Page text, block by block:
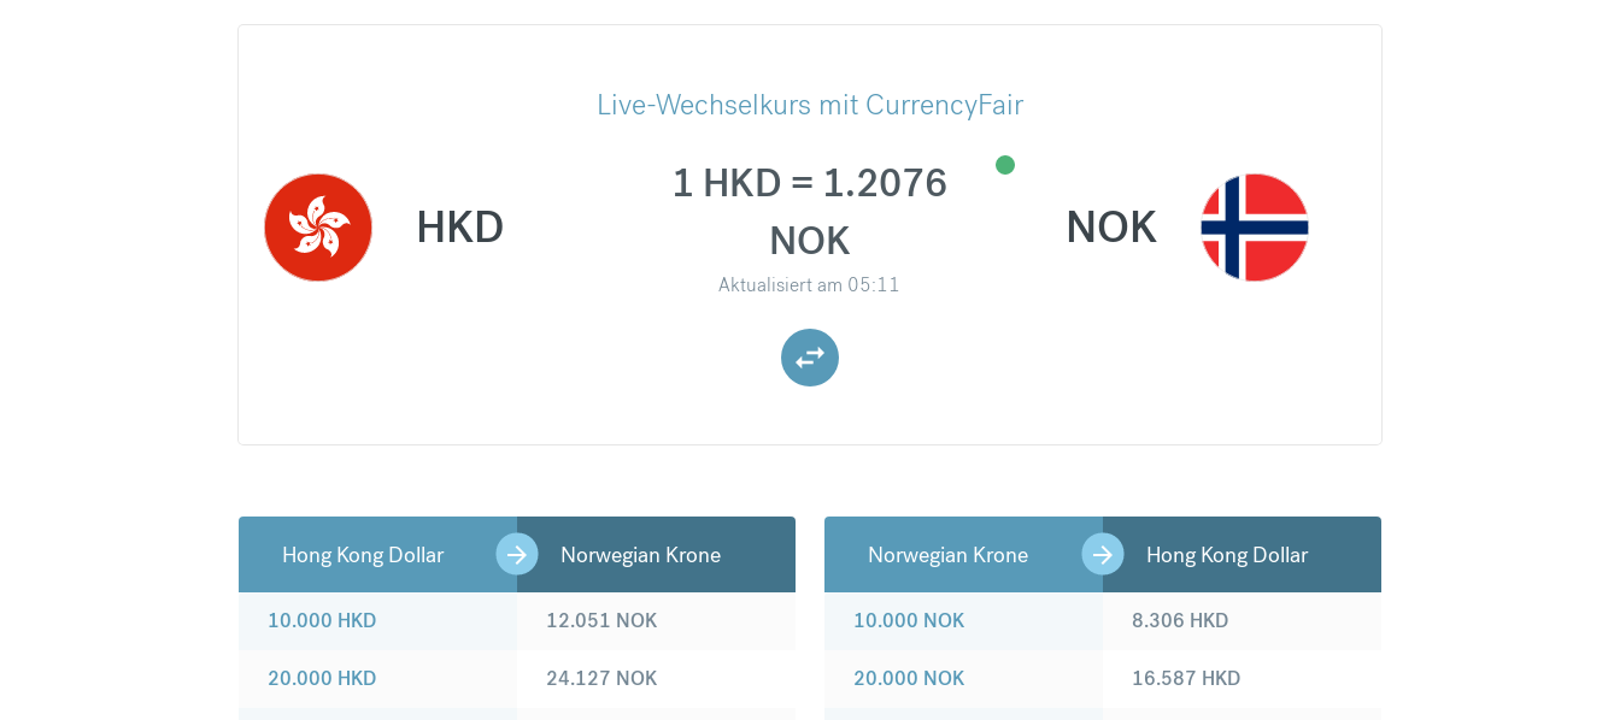
Live-Wechselkurs mit CurrencyFair
HKD
1 HKD = 1.2076
NOK
Aktualisiert am 05:11
NOK
Hong Kong Dollar Norwegian Krone
10.000 HKD
20.000 HKD
12.051 NOK
24.127 NOK
Norwegian Krone Hong Kong Dollar
10.000 NOK
20.000 NOK
8.306 HKD
16.587 HKD